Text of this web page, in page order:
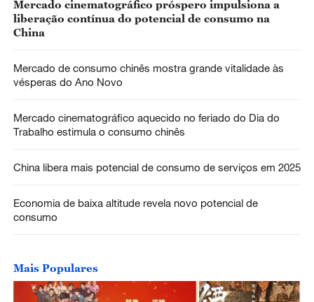
Mercado cinematográfico próspero impulsiona a
liberação contínua do potencial de consumo na
China
Mercado de consumo chinês mostra grande vitalidade às
vésperas do Ano Novo
Mercado cinematográfico aquecido no feriado do Dia do
Trabalho estimula o consumo chinês
China libera mais potencial de consumo de serviços em 2025
Economia de baixa altitude revela novo potencial de
consumo
Mais Populares